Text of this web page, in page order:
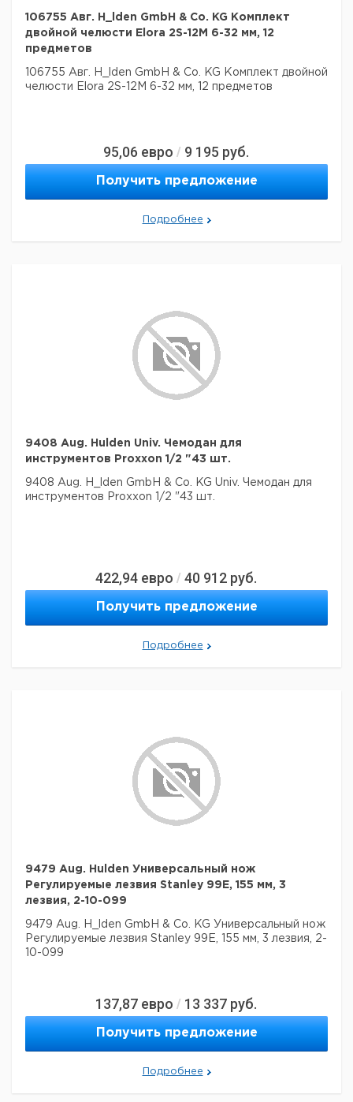
106755 Авг. H_lden GmbH & Co. KG Комплект
двойной челюсти Elora 2S-12M 6-32 мм, 12
предметов
106755 Авг. H_lden GmbH & Co. KG Комплект двойной
челюсти Elora 2S-12M 6-32 мм, 12 предметов
95,06 евро / 9 195 руб.
Получить предложение
Подробнее
9408 Aug. Hulden Univ. Чемодан для
инструментов Proxxon 1/2 "43 шт.
9408 Aug. H_lden GmbH & Co. KG Univ. Чемодан для
инструментов Proxxon 1/2 "43 шт.
422,94 евро / 40 912 руб.
Получить предложение
Подробнее
9479 Aug. Hulden Универсальный нож
Регулируемые лезвия Stanley 99E, 155 мм, 3
лезвия, 2-10-099
9479 Aug. H_lden GmbH & Co. KG Универсальный нож
Регулируемые лезвия Stanley 99E, 155 мм, 3 лезвия, 2-
10-099
137,87 евро / 13 337 руб.
Получить предложение
Подробнее